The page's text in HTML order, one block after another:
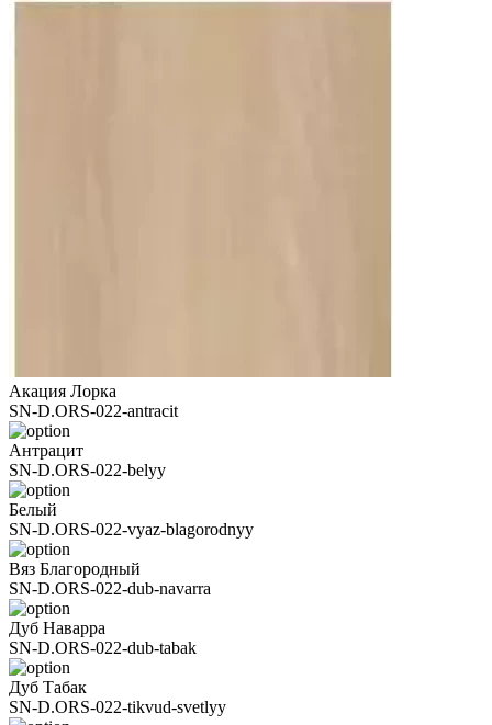
Акация Лорка
SN-D.ORS-022-antracit
Антрацит
SN-D.ORS-022-belyy
Белый
SN-D.ORS-022-vyaz-blagorodnyy
Вяз Благородный
SN-D.ORS-022-dub-navarra
Дуб Наварра
SN-D.ORS-022-dub-tabak
Дуб Табак
SN-D.ORS-022-tikvud-svetlyy